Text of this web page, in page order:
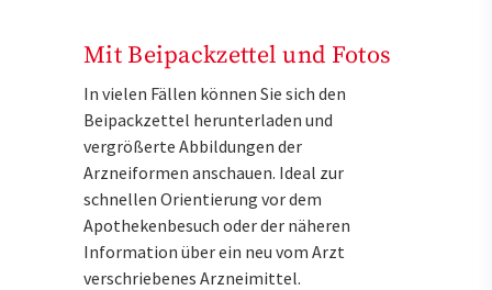
Mit Beipackzettel und Fotos
In vielen Fällen können Sie sich den
Beipackzettel herunterladen und
vergrößerte Abbildungen der
Arzneiformen anschauen. Ideal zur
schnellen Orientierung vor dem
Apothekenbesuch oder der näheren
Information über ein neu vom Arzt
verschriebenes Arzneimittel.